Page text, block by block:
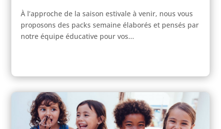
À l’approche de la saison estivale à venir, nous vous
proposons des packs semaine élaborés et pensés par
notre équipe éducative pour vos...